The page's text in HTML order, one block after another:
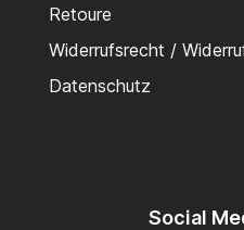
Retoure
Widerrufsrecht /
Datenschutz
Social